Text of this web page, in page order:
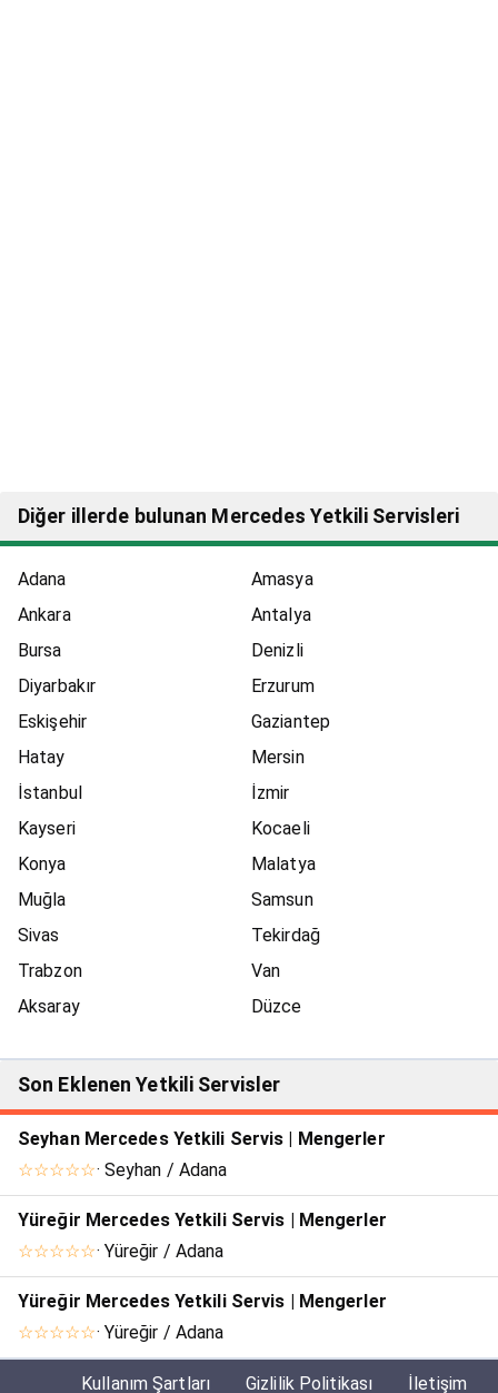
Diğer illerde bulunan Mercedes Yetkili Servisleri
Adana
Amasya
Ankara
Antalya
Bursa
Denizli
Diyarbakır
Erzurum
Eskişehir
Gaziantep
Hatay
Mersin
İstanbul
İzmir
Kayseri
Kocaeli
Konya
Malatya
Muğla
Samsun
Sivas
Tekirdağ
Trabzon
Van
Aksaray
Düzce
Son Eklenen Yetkili Servisler
Seyhan Mercedes Yetkili Servis | Mengerler
☆☆☆☆☆· Seyhan / Adana
Yüreğir Mercedes Yetkili Servis | Mengerler
☆☆☆☆☆· Yüreğir / Adana
Yüreğir Mercedes Yetkili Servis | Mengerler
☆☆☆☆☆· Yüreğir / Adana
Kullanım Şartları Gizlilik Politikası İletişim